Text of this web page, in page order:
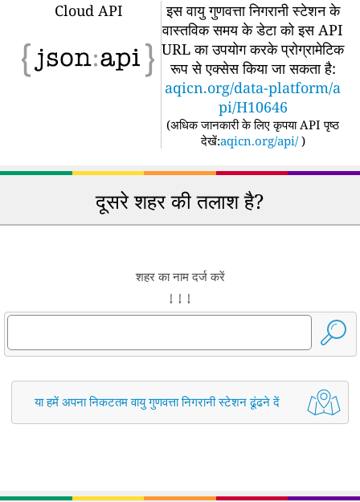
Cloud API
इस वायु गुणवत्ता निगरानी स्टेशन के
वास्तविक समय के डेटा को इस API
URL का उपयोग करके प्रोग्रामेटिक
रूप से एक्सेस किया जा सकता है:
aqicn.org/data-platform/a
pi/H10646
(अधिक जानकारी के लिए कृपया API पृष्ठ
देखें:aqicn.org/api/ )
दूसरे शहर की तलाश है?
शहर का नाम दर्ज करें
↓ ↓ ↓
या हमें अपना निकटतम वायु गुणवत्ता निगरानी स्टेशन ढूंढने दें